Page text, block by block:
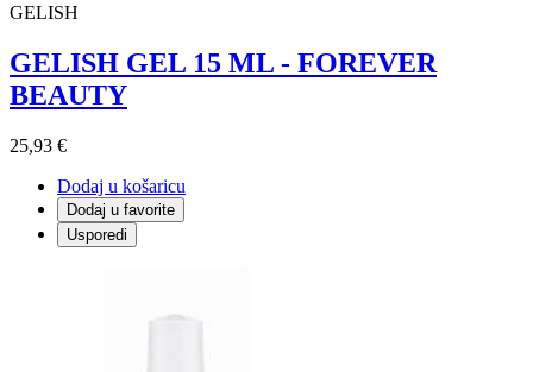
GELISH
GELISH GEL 15 ML - FOREVER
BEAUTY
25,93 €
Dodaj u košaricu
Dodaj u favorite
Usporedi